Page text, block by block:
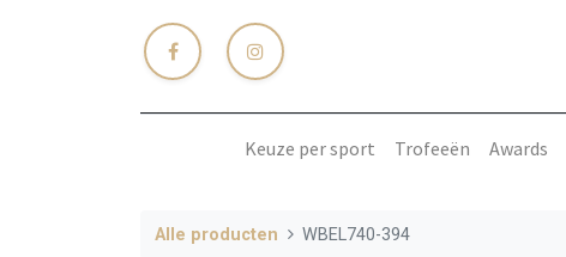
Keuze per sport Trofeeën Awards
Alle producten WBEL740-394